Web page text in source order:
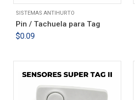
SISTEMAS ANTIHURTO
Pin / Tachuela para Tag
$0.09